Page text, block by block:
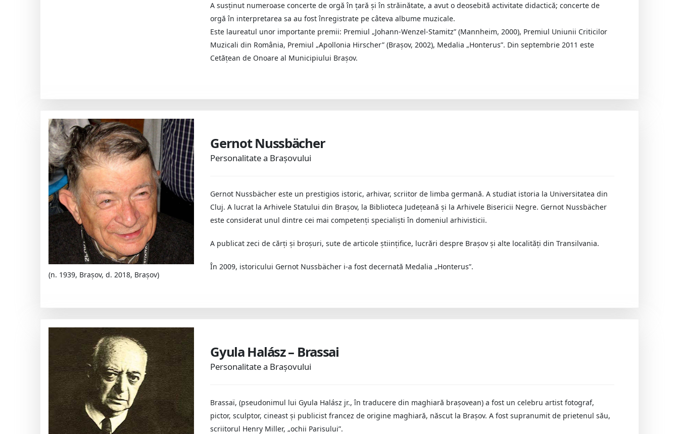
A susţinut numeroase concerte de orgă în ţară şi în străinătate, a avut o deosebită activitate didactică; concerte de
orgă în interpretarea sa au fost înregistrate pe câteva albume muzicale.
Este laureatul unor importante premii: Premiul „Johann-Wenzel-Stamitz” (Mannheim, 2000), Premiul Uniunii Criticilor
Muzicali din România, Premiul „Apollonia Hirscher” (Braşov, 2002), Medalia „Honterus”. Din septembrie 2011 este
Cetăţean de Onoare al Municipiului Braşov.
(n. 1939, Braşov, d. 2018, Brașov)
Gernot Nussbächer
Personalitate a Brașovului
Gernot Nussbächer este un prestigios istoric, arhivar, scriitor de limba germană. A studiat istoria la Universitatea din
Cluj. A lucrat la Arhivele Statului din Braşov, la Biblioteca Judeţeană şi la Arhivele Bisericii Negre. Gernot Nussbächer
este considerat unul dintre cei mai competenţi specialişti în domeniul arhivisticii.
A publicat zeci de cărţi şi broşuri, sute de articole ştiinţifice, lucrări despre Braşov şi alte localităţi din Transilvania.
În 2009, istoricului Gernot Nussbächer i-a fost decernată Medalia „Honterus”.
Gyula Halász – Brassai
Personalitate a Brașovului
Brassaï, (pseudonimul lui Gyula Halász jr., în traducere din maghiară braşovean) a fost un celebru artist fotograf,
pictor, sculptor, cineast şi publicist francez de origine maghiară, născut la Braşov. A fost supranumit de prietenul său,
scriitorul Henry Miller, „ochii Parisului”.